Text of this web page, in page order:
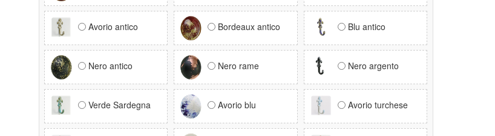
Avorio antico Bordeaux antico Blu antico
Nero antico Nero rame Nero argento
Verde Sardegna Avorio blu Avorio turchese